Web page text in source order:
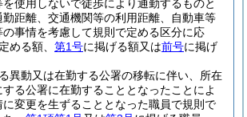
使用しないで徒歩により通勤するものと
勤距離、交通機関等の利用距離、自動車等
事情を考慮して規則で定める区分に応
める額、 第1号に掲げる額又は前号に掲げ
異動又は在勤する公署の移転に伴い、所在
る公署に在勤することとなったことによ
に変更を生ずることとなった職員で規則で